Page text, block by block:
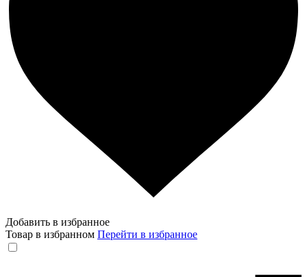
Добавить в избранное
Товар в избранном Перейти в избранное